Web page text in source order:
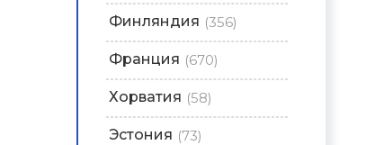
Финляндия (356)
Франция (670)
Хорватия (58)
Эстония (73)